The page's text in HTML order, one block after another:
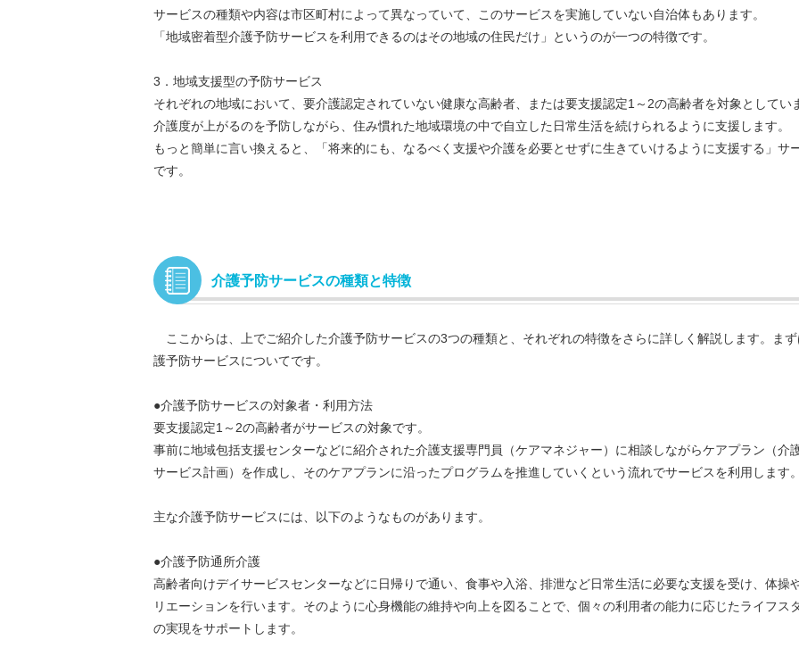
サービスの種類や内容は市区町村によって異なっていて、このサービスを実施していない自治体もあります。
「地域密着型介護予防サービスを利用できるのはその地域の住民だけ」というのが一つの特徴です。
3．地域支援型の予防サービス
それぞれの地域において、要介護認定されていない健康な高齢者、または要支援認定1～2の高齢者を対象としてい
介護度が上がるのを予防しながら、住み慣れた地域環境の中で自立した日常生活を続けられるように支援します。
もっと簡単に言い換えると、「将来的にも、なるべく支援や介護を必要とせずに生きていけるように支援する」サ
です。
介護予防サービスの種類と特徴
ここからは、上でご紹介した介護予防サービスの3つの種類と、それぞれの特徴をさらに詳しく解説します。まず
護予防サービスについてです。
●介護予防サービスの対象者・利用方法
要支援認定1～2の高齢者がサービスの対象です。
事前に地域包括支援センターなどに紹介された介護支援専門員（ケアマネジャー）に相談しながらケアプラン（介
サービス計画）を作成し、そのケアプランに沿ったプログラムを推進していくという流れでサービスを利用します。
主な介護予防サービスには、以下のようなものがあります。
●介護予防通所介護
高齢者向けデイサービスセンターなどに日帰りで通い、食事や入浴、排泄など日常生活に必要な支援を受け、体操
リエーションを行います。そのように心身機能の維持や向上を図ることで、個々の利用者の能力に応じたライフス
の実現をサポートします。